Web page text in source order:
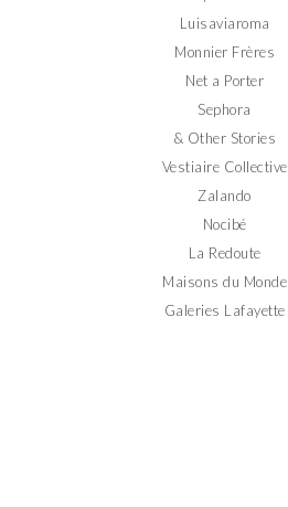
Luisaviaroma
Monnier Frères
Net a Porter
Sephora
& Other Stories
Vestiaire Collective
Zalando
Nocibé
La Redoute
Maisons du Monde
Galeries Lafayette